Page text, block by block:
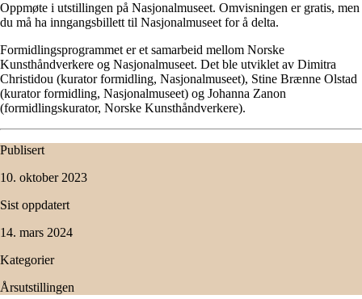
Oppmøte i utstillingen på Nasjonalmuseet. Omvisningen er gratis, men
du må ha inngangsbillett til Nasjonalmuseet for å delta.
Formidlingsprogrammet er et samarbeid mellom Norske
Kunsthåndverkere og Nasjonalmuseet. Det ble utviklet av Dimitra
Christidou (kurator formidling, Nasjonalmuseet), Stine Brænne Olstad
(kurator formidling, Nasjonalmuseet) og Johanna Zanon
(formidlingskurator, Norske Kunsthåndverkere).
Publisert
10. oktober 2023
Sist oppdatert
14. mars 2024
Kategorier
Årsutstillingen